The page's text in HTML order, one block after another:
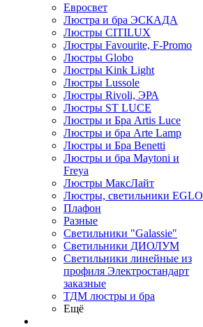
Евросвет
Люстра и бра ЭСКАДА
Люстры CITILUX
Люстры Favourite, F-Promo
Люстры Globo
Люстры Kink Light
Люстры Lussole
Люстры Rivoli, ЭРА
Люстры ST LUCE
Люстры и Бра Artis Luce
Люстры и бра Arte Lamp
Люстры и Бра Benetti
Люстры и бра Maytoni и
Freya
Люстры МаксЛайт
Люстры, светильники EGLO
Плафон
Разные
Светильники "Galassie"
Светильники ДИОЛУМ
Светильники линейные из
профиля Электростандарт
заказные
ТДМ люстры и бра
Ещё